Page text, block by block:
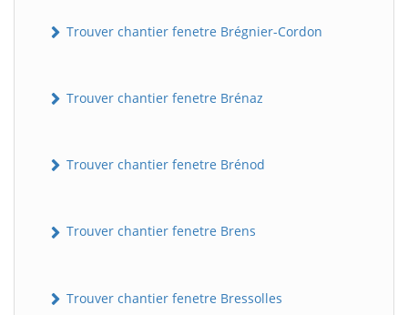
Trouver chantier fenetre Brégnier-Cordon
Trouver chantier fenetre Brénaz
Trouver chantier fenetre Brénod
Trouver chantier fenetre Brens
Trouver chantier fenetre Bressolles